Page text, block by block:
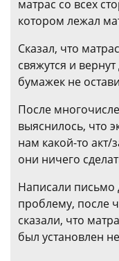
матрас со всех
котором лежал
Сказал, что
свяжутся и
бумажек не
После
выяснилось, что
нам какой-то акт/
они ничего
Написали письмо
проблему, после
сказали, что
был установлен